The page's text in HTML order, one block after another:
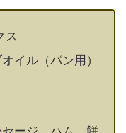
ス
イル（パン用）